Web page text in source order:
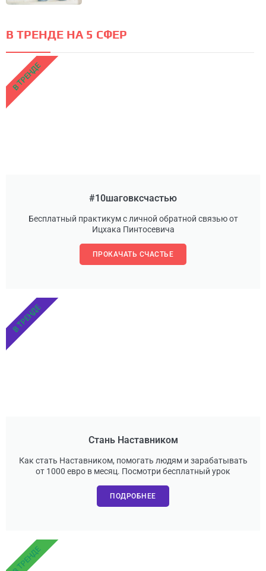
В ТРЕНДЕ НА 5 СФЕР
#10шаговксчастью
Бесплатный практикум с личной обратной связью от
Ицхака Пинтосевича
ПРОКАЧАТЬ СЧАСТЬЕ
В ТРЕНДЕ
Стань Наставником
Как стать Наставником, помогать людям и зарабатывать
от 1000 евро в месяц. Посмотри бесплатный урок
ПОДРОБНЕЕ
В ТРЕНДЕ
В ТРЕНДЕ